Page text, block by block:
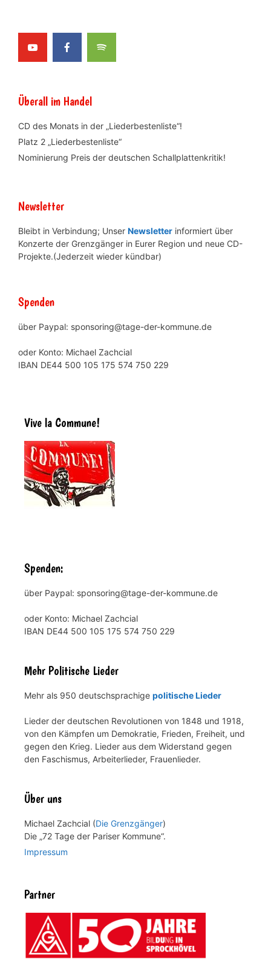
Überall im Handel
CD des Monats in der „Liederbestenliste“!
Platz 2 „Liederbestenliste“
Nominierung Preis der deutschen Schallplattenkritik!
Newsletter
Bleibt in Verbindung; Unser Newsletter informiert über
Konzerte der Grenzgänger in Eurer Region und neue CD-
Projekte.(Jederzeit wieder kündbar)
Spenden
über Paypal: sponsoring@tage-der-kommune.de
oder Konto: Michael Zachcial
IBAN DE44 500 105 175 574 750 229
Vive la Commune!
Spenden:
über Paypal: sponsoring@tage-der-kommune.de
oder Konto: Michael Zachcial
IBAN DE44 500 105 175 574 750 229
Mehr Politische Lieder
Mehr als 950 deutschsprachige politische Lieder
Lieder der deutschen Revolutionen von 1848 und 1918,
von den Kämpfen um Demokratie, Frieden, Freiheit, und
gegen den Krieg. Lieder aus dem Widerstand gegen
den Faschismus, Arbeiterlieder, Frauenlieder.
Über uns
Michael Zachcial (Die Grenzgänger)
Die „72 Tage der Pariser Kommune“.
Impressum
Partner